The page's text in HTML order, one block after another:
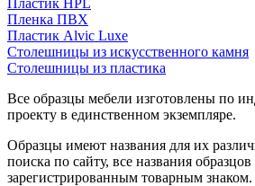
Пленка ПВХ
Пластик Alvic Luxe
Столешницы из искусственного камня
Столешницы из пластика
Все образцы мебели изготовлены по
проекту в единственном экземпляре.
Образцы имеют названия для их
поиска по сайту, все названия
зарегистрированным товарным знаком.